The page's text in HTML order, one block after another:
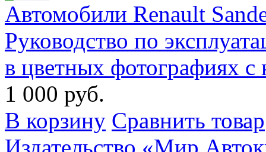
Автомобили Renault
Руководство по
в цветных фотографиях с
1 000 руб.
В корзину Сравнить товар
Издательство «Мир